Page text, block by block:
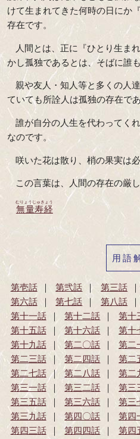
けて生まれてきた何時の日にか
存在です。
人間とは、正に『ひとり生ま
かし孤独であるとは、そばに誰
親や友人・知人等と多くの人
ていても所詮人は孤独の存在で
誰が自分の人生を代わってく
なのです。
咲いた花は散り、梢の果実は
この言葉は、人間の存在の厳
無量寿経
むりょうじゅきょう
用語
第壱話 第弐話 第三話
第六話
第七話 第八話
第十一話
第十二話 第十
第十五話
第十六話 第十
第十九話
第二〇話 第二
第二三話
第二四話 第二
第二七話
第二八話 第二
第三一話
第三二話 第三
第三五話
第三六話 第三
第三九話
第四〇話 第四
第四三話
第四四話 第四